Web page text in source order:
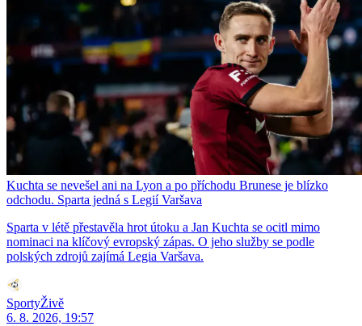
Kuchta se nevešel ani na Lyon a po příchodu Brunese je blízko
odchodu. Sparta jedná s Legií Varšava
Sparta v létě přestavěla hrot útoku a Jan Kuchta se ocitl mimo
nominaci na klíčový evropský zápas. O jeho služby se podle
polských zdrojů zajímá Legia Varšava.
SportyŽivě
6. 8. 2026, 19:57